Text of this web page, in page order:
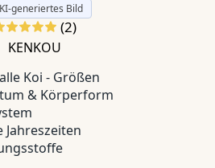
generiertes Bild
(2)
KENKOU
Koi - Größen
& Körperform